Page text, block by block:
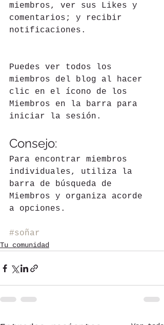
miembros, ver sus Likes y
comentarios; y recibir
notificaciones.
Puedes ver todos los
miembros del blog al hacer
clic en el ícono de los
Miembros en la barra para
iniciar la sesión.
Consejo:
Para encontrar miembros
individuales, utiliza la
barra de búsqueda de
Miembros y organiza acorde
a opciones.
#soñar
Tu comunidad